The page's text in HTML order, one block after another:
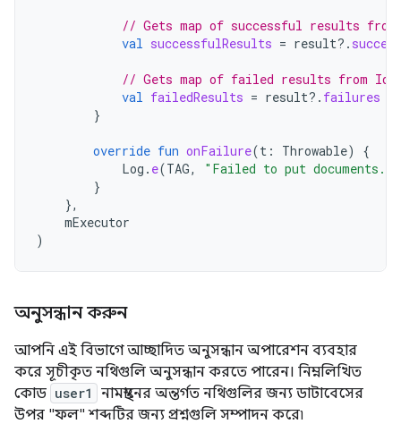
// Gets map of successful results
val successfulResults = result?.
// Gets map of failed results from Id to
val failedResults = result?. failures
}
override fun onFailure(t : Throwable)
{
Log . e(TAG, "Failed to put documents."
}
},
mExecutor
)
অনুসন্ধান করুন
আপনি এই বিভাগে আচ্ছাদিত অনুসন্ধান অপারেশন ব্যবহার
করে সূচীকৃত নথিগুলি অনুসন্ধান করতে পারেন। নিম্নলিখিত
কোড user1
নামস্থানের অন্তর্গত নথিগুলির জন্য ডাটাবেসের
উপর "ফল" শব্দটির জন্য প্রশ্নগুলি সম্পাদন করে৷